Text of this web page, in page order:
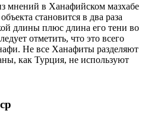
мнений в Ханафийском мазхабе
становится в два раза
длины плюс длина его тени во
отметить, что это всего
Не все Ханафиты разделяют
как Турция, не используют